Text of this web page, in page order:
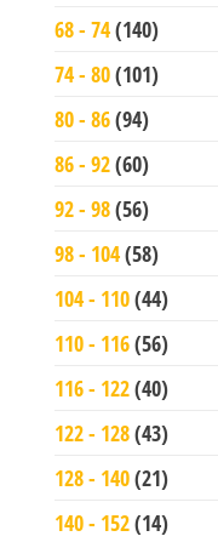
68 - 74(140)
74 - 80(101)
80 - 86(94)
86 - 92(60)
92 - 98(56)
98 - 104(58)
104 - 110(44)
110 - 116(56)
116 - 122(40)
122 - 128(43)
128 - 140(21)
140 - 152(14)